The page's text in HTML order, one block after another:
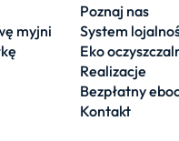
myjni
Poznaj nas
System
Eko
Realizacje
Bezpłatny
Kontakt